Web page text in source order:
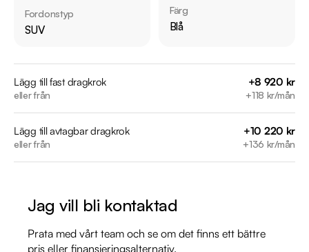
  - Apple CarPlay & Android Auto
  - Endast en tidigare brukare!
Övrig information om bilen:
Årsskatt: Endast 360 kr
Elräckvidd enligt WLTP på 469 km
Se batteritest på vår hemsida
Möjlighet till 12-60 månaders garanti
Fordonstyp
SUV
Färg
Blå
Lägg till fast dragkrok
eller från
+8 920 kr
+118 kr/mån
Lägg till avtagbar dragkrok
eller från
+10 220 kr
+136 kr/mån
Jag vill bli kontaktad
Prata med vårt team och se om det finns ett bättre
pris eller finansieringsalternativ.